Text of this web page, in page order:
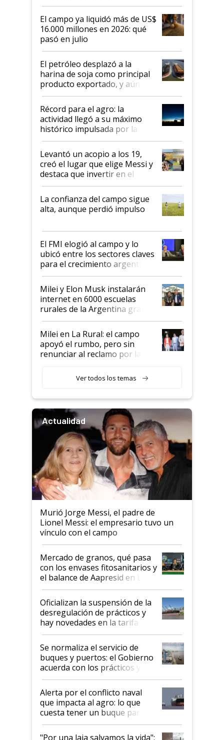
El campo ya liquidó más de US$
16.000 millones en 2026: qué
pasó en julio
El petróleo desplazó a la
harina de soja como principal
producto exportado, y aún así
el agro aportó casi seis de cada
diez dólares y sostuvo el
liderazgo en un semestre
récord
Récord para el agro: la
actividad llegó a su máximo
histórico impulsada por la
cosecha y las exportaciones
Levantó un acopio a los 19,
creó el lugar que elige Messi y
destaca que invertir en el
kirchnerismo era como "darle
plata a un hijo para droga":
Juan Félix Rossetti, el libertario
que de una dura crisis salió
de Milei
La confianza del campo sigue
alta, aunque perdió impulso
El FMI elogió al campo y lo
ubicó entre los sectores claves
para el crecimiento argentino
Milei y Elon Musk instalarán
internet en 6000 escuelas
rurales de la Argentina gracias
a un acuerdo con Starlink
Milei en La Rural: el campo
apoyó el rumbo, pero sin
renunciar al reclamo por las
Ver todos los temas
Actualidad
Murió Jorge Messi, el padre de
Lionel Messi: el empresario tuvo un
vínculo con el campo
Mercado de granos, qué pasa
con los envases fitosanitarios y
el balance de Aapresid en La
Posta
Oficializan la suspensión de la
desregulación de prácticos y
hay novedades en la tarifa de
la hidrovía
Se normaliza el servicio de
buques y puertos: el Gobierno
acuerda con los prácticos y
suspende el decreto de
desregulación
Alerta por el conflicto naval
que impacta al agro: lo que
cuesta tener un buque parado
y el peligro de que Argentina
pase a ser "país sucio"
"Por una laja salvamos la vida":